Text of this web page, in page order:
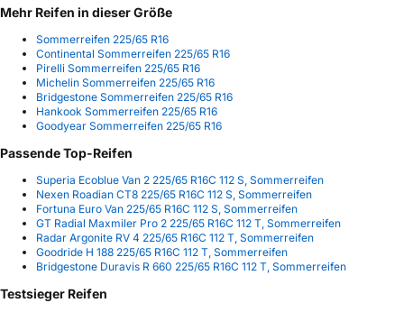
Mehr Reifen in dieser Größe
Sommerreifen 225/65 R16
Continental Sommerreifen 225/65 R16
Pirelli Sommerreifen 225/65 R16
Michelin Sommerreifen 225/65 R16
Bridgestone Sommerreifen 225/65 R16
Hankook Sommerreifen 225/65 R16
Goodyear Sommerreifen 225/65 R16
Passende Top-Reifen
Superia Ecoblue Van 2 225/65 R16C 112 S, Sommerreifen
Nexen Roadian CT8 225/65 R16C 112 S, Sommerreifen
Fortuna Euro Van 225/65 R16C 112 S, Sommerreifen
GT Radial Maxmiler Pro 2 225/65 R16C 112 T, Sommerreifen
Radar Argonite RV 4 225/65 R16C 112 T, Sommerreifen
Goodride H 188 225/65 R16C 112 T, Sommerreifen
Bridgestone Duravis R 660 225/65 R16C 112 T, Sommerreifen
Testsieger Reifen